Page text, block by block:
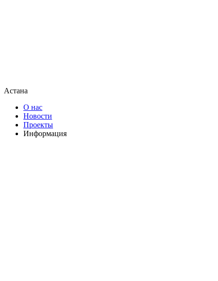
Астана
О нас
Новости
Проекты
Информация